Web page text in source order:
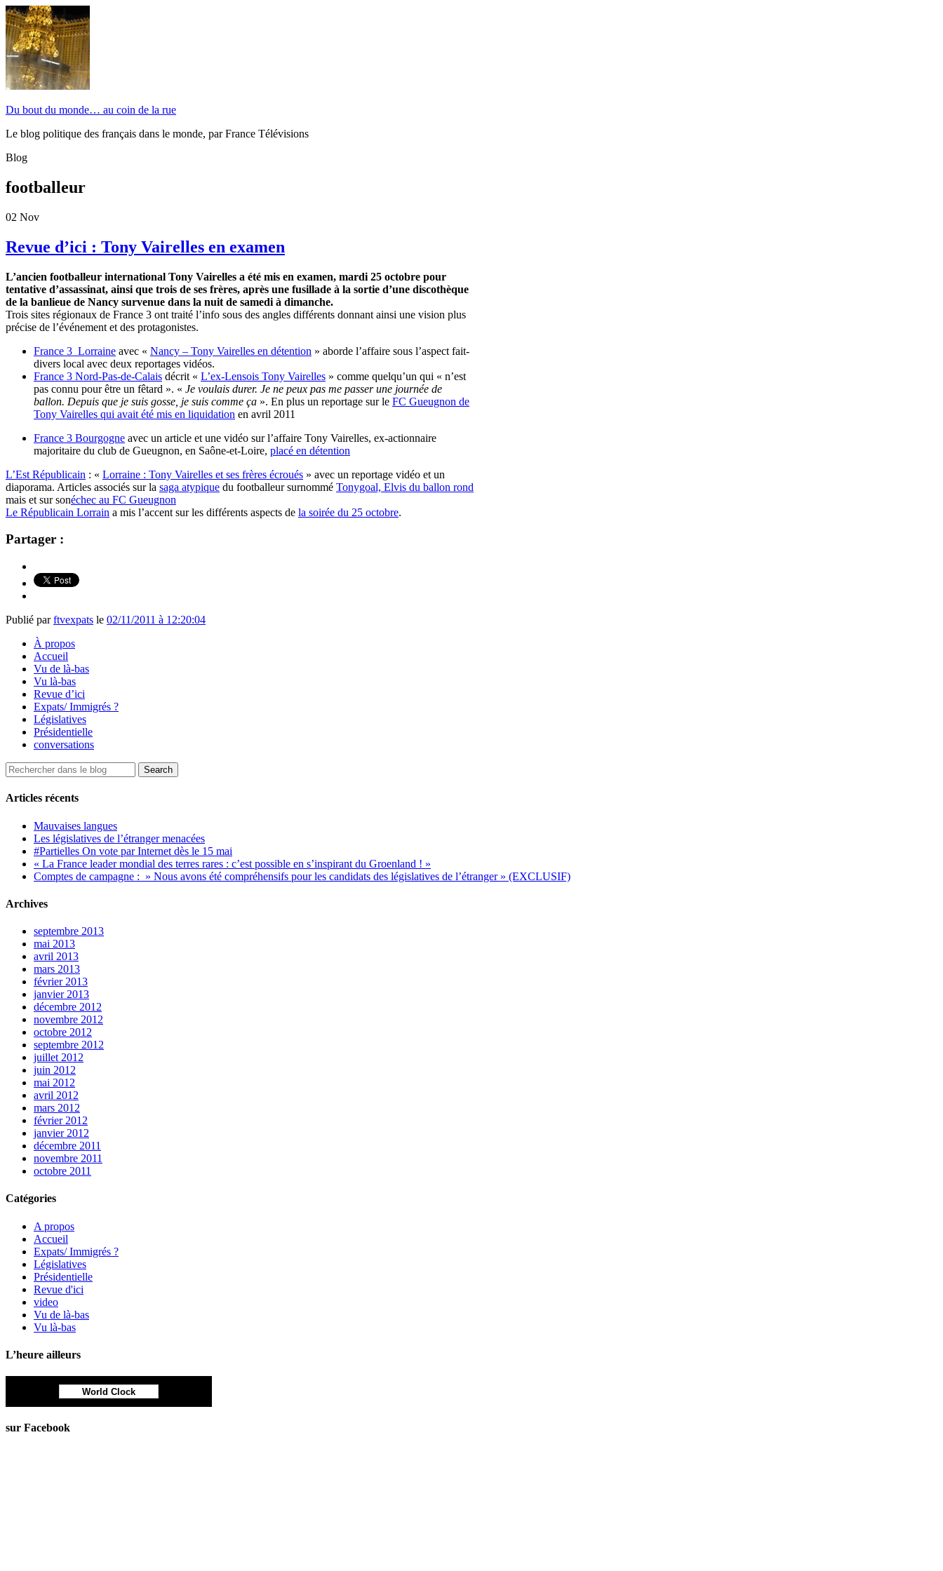
Du bout du monde… au coin de la rue
Le blog politique des français dans le monde, par France Télévisions
Blog
footballeur
02 Nov
Revue d’ici : Tony Vairelles en examen
L’ancien footballeur international Tony Vairelles a été mis en examen, mardi 25 octobre pour
tentative d’assassinat, ainsi que trois de ses frères, après une fusillade à la sortie d’une discothèque
de la banlieue de Nancy survenue dans la nuit de samedi à dimanche.
Trois sites régionaux de France 3 ont traité l’info sous des angles différents donnant ainsi une vision plus
précise de l’événement et des protagonistes.
France 3 Lorraine avec « Nancy – Tony Vairelles en détention » aborde l’affaire sous l’aspect fait-
divers local avec deux reportages vidéos.
France 3 Nord-Pas-de-Calais décrit « L’ex-Lensois Tony Vairelles » comme quelqu’un qui « n’est
pas connu pour être un fêtard ». « Je voulais durer. Je ne peux pas me passer une journée de
ballon. Depuis que je suis gosse, je suis comme ça ». En plus un reportage sur le FC Gueugnon de
Tony Vairelles qui avait été mis en liquidation en avril 2011
France 3 Bourgogne avec un article et une vidéo sur l’affaire Tony Vairelles, ex-actionnaire
majoritaire du club de Gueugnon, en Saône-et-Loire, placé en détention
L’Est Républicain : « Lorraine : Tony Vairelles et ses frères écroués » avec un reportage vidéo et un
diaporama. Articles associés sur la saga atypique du footballeur surnommé Tonygoal, Elvis du ballon rond
mais et sur sonéchec au FC Gueugnon
Le Républicain Lorrain a mis l’accent sur les différents aspects de la soirée du 25 octobre.
Partager :
Publié parftvexpats le 02/11/2011 à 12:20:04
À propos
Accueil
Vu de là-bas
Vu là-bas
Revue d’ici
Expats/ Immigrés ?
Législatives
Présidentielle
conversations
Articles récents
Mauvaises langues
Les législatives de l’étranger menacées
#Partielles On vote par Internet dès le 15 mai
« La France leader mondial des terres rares : c’est possible en s’inspirant du Groenland ! »
Comptes de campagne : » Nous avons été compréhensifs pour les candidats des législatives de l’étranger » (EXCLUSIF)
Archives
septembre 2013
mai 2013
avril 2013
mars 2013
février 2013
janvier 2013
décembre 2012
novembre 2012
octobre 2012
septembre 2012
juillet 2012
juin 2012
mai 2012
avril 2012
mars 2012
février 2012
janvier 2012
décembre 2011
novembre 2011
octobre 2011
Catégories
A propos
Accueil
Expats/ Immigrés ?
Législatives
Présidentielle
Revue d'ici
video
Vu de là-bas
Vu là-bas
L’heure ailleurs
World Clock
sur Facebook